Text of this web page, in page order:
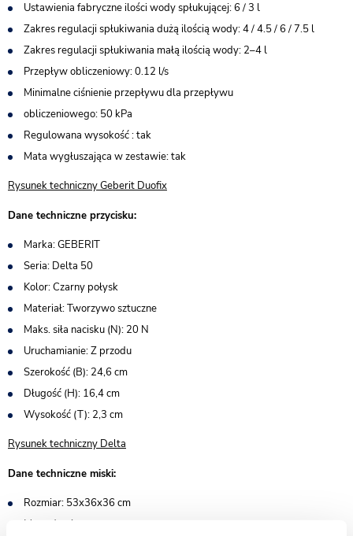
Ustawienia fabryczne ilości wody spłukującej: 6 / 3 l
Zakres regulacji spłukiwania dużą ilością wody: 4 / 4.5 / 6 / 7.5 l
Zakres regulacji spłukiwania małą ilością wody: 2–4 l
Przepływ obliczeniowy: 0.12 l/s
Minimalne ciśnienie przepływu dla przepływu
obliczeniowego: 50 kPa
Regulowana wysokość : tak
Mata wygłuszająca w zestawie: tak
Rysunek techniczny Geberit Duofix
Dane techniczne przycisku:
Marka: GEBERIT
Seria: Delta 50
Kolor: Czarny połysk
Materiał: Tworzywo sztuczne
Maks. siła nacisku (N): 20 N
Uruchamianie: Z przodu
Szerokość (B): 24,6 cm
Długość (H): 16,4 cm
Wysokość (T): 2,3 cm
Rysunek techniczny Delta
Dane techniczne miski:
Rozmiar: 53x36x36 cm
Montaż: wisząca